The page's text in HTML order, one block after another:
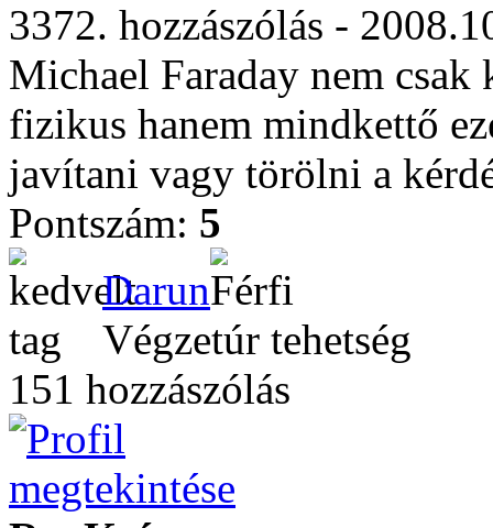
3372. hozzászólás -
Michael Faraday nem
fizikus hanem mindkettő
javítani vagy törölni a
Pontszám: 5
Darun
Végzetúr tehetség
151 hozzászólás